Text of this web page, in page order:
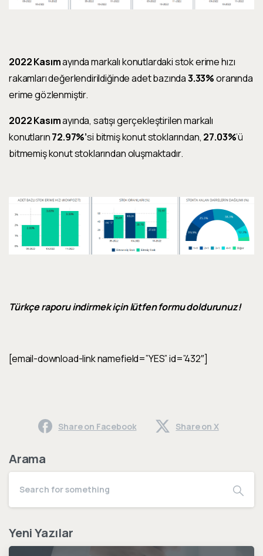
2022 Kasımayında markalı konutlardaki stok erime hızı
rakamları değerlendirildiğinde adet bazında3.33%oranında
erime gözlenmiştir.
2022 Kasımayında, satışı gerçekleştirilen markalı
konutların72.97%’si bitmiş konut stoklarından, 27.03%’ü
bitmemiş konut stoklarından oluşmaktadır.
Türkçe raporu indirmek için lütfen formu doldurunuz!
[email-download-link namefield=”YES” id=”432″]
Share on Facebook Share on X
Arama
Yeni Yazılar